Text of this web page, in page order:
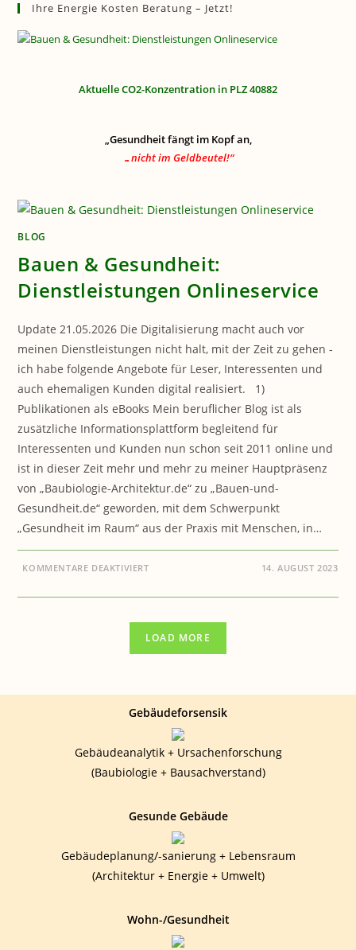
Ihre Energie Kosten Beratung – Jetzt!
Aktuelle CO2-Konzentration in PLZ 40882
„Gesundheit fängt im Kopf an,
…nicht im Geldbeutel!“
BLOG
Bauen & Gesundheit:
Dienstleistungen Onlineservice
Update 21.05.2026 Die Digitalisierung macht auch vor
meinen Dienstleistungen nicht halt, mit der Zeit zu gehen -
ich habe folgende Angebote für Leser, Interessenten und
auch ehemaligen Kunden digital realisiert. 1)
Publikationen als eBooks Mein beruflicher Blog ist als
zusätzliche Informationsplattform begleitend für
Interessenten und Kunden nun schon seit 2011 online und
ist in dieser Zeit mehr und mehr zu meiner Hauptpräsenz
von „Baubiologie-Architektur.de“ zu „Bauen-und-
Gesundheit.de“ geworden, mit dem Schwerpunkt
„Gesundheit im Raum“ aus der Praxis mit Menschen, in…
KOMMENTARE DEAKTIVIERTFÜR
GESUNDHEIT:
ONLINESERVICE
14. AUGUST 2023
LOAD MORE
Gebäudeforsensik
Gebäudeanalytik + Ursachenforschung
(Baubiologie + Bausachverstand)
Gesunde Gebäude
Gebäudeplanung/-sanierung + Lebensraum
(Architektur + Energie + Umwelt)
Wohn-/Gesundheit